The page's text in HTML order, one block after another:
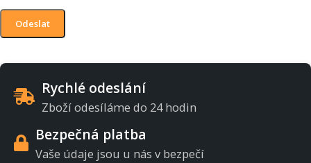
Rychlé odeslání
Zboží odesíláme do 24 hodin
Bezpečná platba
Vaše údaje jsou u nás v bezpečí